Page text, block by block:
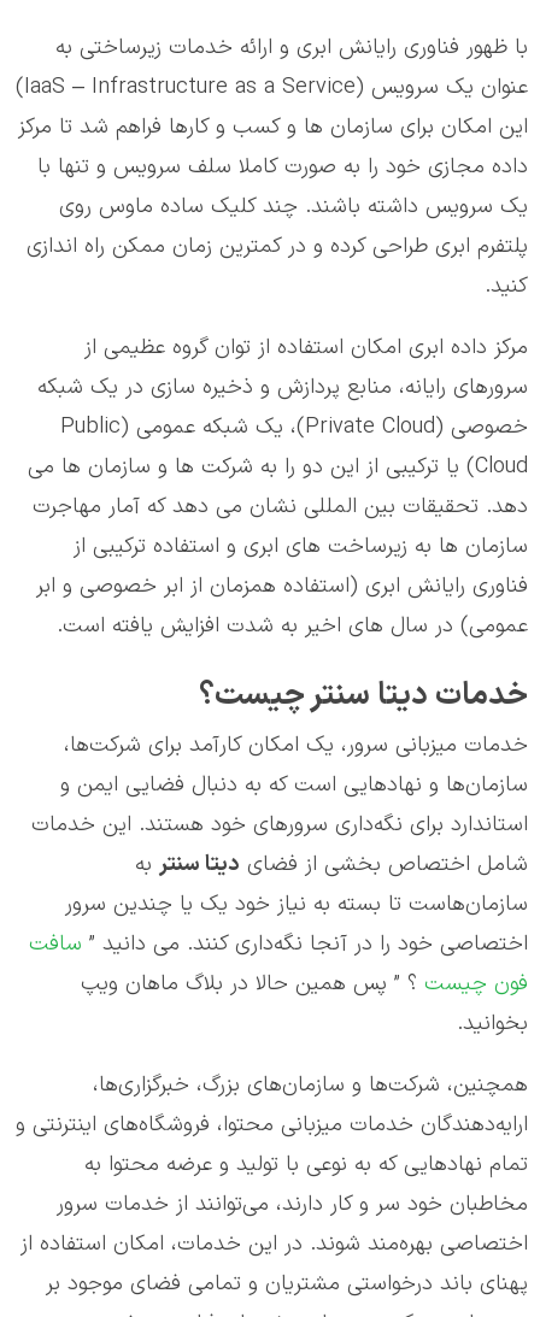
با ظهور فناوری رایانش ابری و ارائه خدمات زیرساختی به
عنوان یک سرویس (IaaS – Infrastructure as a Service)
این امکان برای سازمان ها و کسب و کارها فراهم شد تا مرکز
داده مجازی خود را به صورت کاملا سلف سرویس و تنها با
یک سرویس داشته باشند. چند کلیک ساده ماوس روی
پلتفرم ابری طراحی کرده و در کمترین زمان ممکن راه اندازی
کنید.
مرکز داده ابری امکان استفاده از توان گروه عظیمی از
سرورهای رایانه، منابع پردازش و ذخیره سازی در یک شبکه
خصوصی (Private Cloud)، یک شبکه عمومی (Public
Cloud) یا ترکیبی از این دو را به شرکت ها و سازمان ها می
دهد. تحقیقات بین المللی نشان می دهد که آمار مهاجرت
سازمان ها به زیرساخت های ابری و استفاده ترکیبی از
فناوری رایانش ابری (استفاده همزمان از ابر خصوصی و ابر
عمومی) در سال های اخیر به شدت افزایش یافته است.
خدمات دیتا سنتر چیست؟
خدمات میزبانی سرور، یک امکان کارآمد برای شرکت‌ها،
سازمان‌ها و نهادهایی است که به دنبال فضایی ایمن و
استاندارد برای نگه‌داری سرورهای خود هستند. این خدمات
شامل اختصاص بخشی از فضای دیتا سنتر به
سازمان‌هاست تا بسته به نیاز خود یک یا چندین سرور
اختصاصی خود را در آنجا نگه‌داری کنند. می دانید ” سافت
فون چیست ؟ ” پس همین حالا در بلاگ ماهان ویپ
بخوانید.
همچنین، شرکت‌ها و سازمان‌های بزرگ، خبرگزاری‌ها،
ارایه‌دهندگان خدمات میزبانی محتوا، فروشگاه‌های اینترنتی و
تمام نهادهایی که به نوعی با تولید و عرضه محتوا به
مخاطبان خود سر و کار دارند، می‌توانند از خدمات سرور
اختصاصی بهره‌مند شوند. در این خدمات، امکان استفاده از
پهنای باند درخواستی مشتریان و تمامی فضای موجود بر